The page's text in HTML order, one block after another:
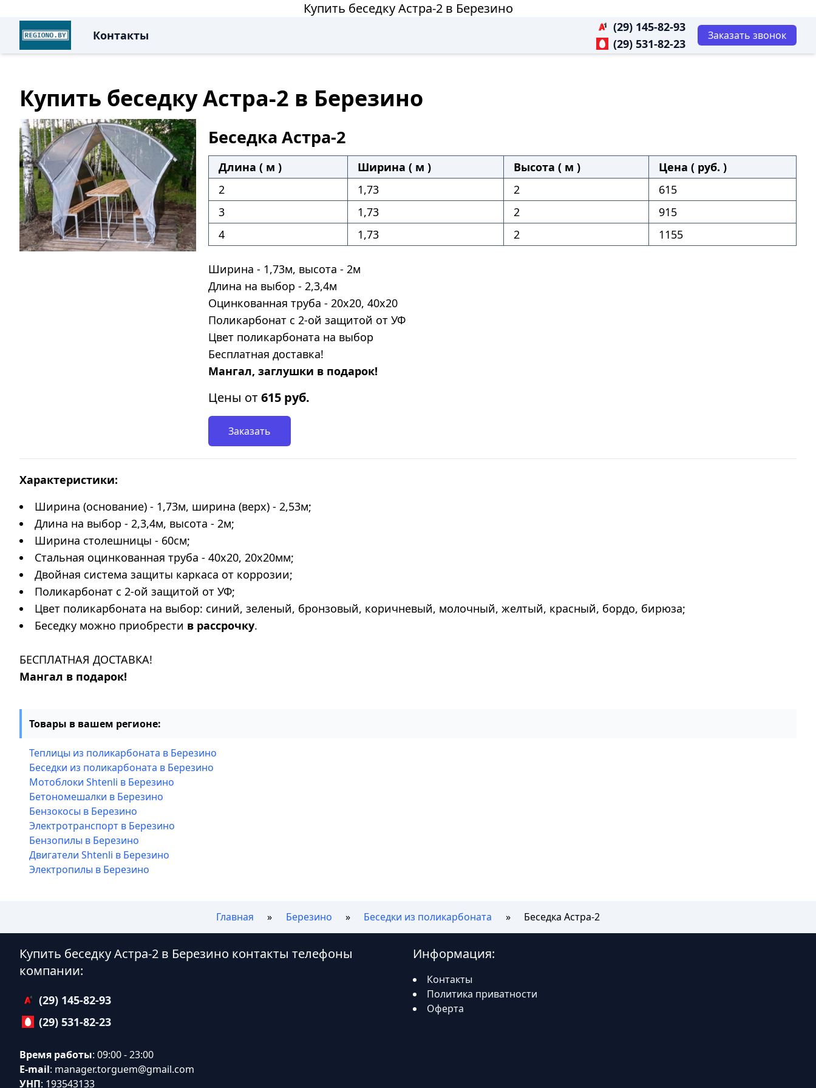
Купить беседку Астра-2 в Березино
Контакты
(29) 145-82-93
(29) 531-82-23
Заказать звонок
Купить беседку Астра-2 в Березино
Беседка Астра-2
Длина ( м ) Ширина ( м ) Высота ( м )
Цена ( руб. )
2
1,73 2
615
3
1,73 2
915
4
1,73 2 1155
Ширина - 1,73м, высота - 2м
Длина на выбор - 2,3,4м
Оцинкованная труба - 20х20, 40х20
Поликарбонат с 2-ой защитой от УФ
Цвет поликарбоната на выбор
Бесплатная доставка!
Мангал, заглушки в подарок!
Цены от615 руб.
Заказать
Характеристики:
Ширина (основание) - 1,73м, ширина (верх) - 2,53м;
Длина на выбор - 2,3,4м, высота - 2м;
Ширина столешницы - 60см;
Стальная оцинкованная труба - 40х20, 20х20мм;
Двойная система защиты каркаса от коррозии;
Поликарбонат с 2-ой защитой от УФ;
Цвет поликарбоната на выбор: синий, зеленый, бронзовый, коричневый, молочный, желтый, красный, бордо, бирюза;
Беседку можно приобрести в рассрочку.
БЕСПЛАТНАЯ ДОСТАВКА!
Мангал в подарок!
Товары в вашем регионе:
Теплицы из поликарбоната в Березино
Беседки из поликарбоната в Березино
Мотоблоки Shtenli в Березино
Бетономешалки в Березино
Бензокосы в Березино
Электротранспорт в Березино
Бензопилы в Березино
Двигатели Shtenli в Березино
Электропилы в Березино
Главная Березино Беседки из поликарбоната Беседка Астра-2
Купить беседку Астра-2 в Березино контакты телефоны
компании:
(29) 145-82-93
(29) 531-82-23
Время работы: 09:00 - 23:00
E-mail: manager.torguem@gmail.com
УНП: 193543133
Информация:
Контакты
Политика приватности
Оферта